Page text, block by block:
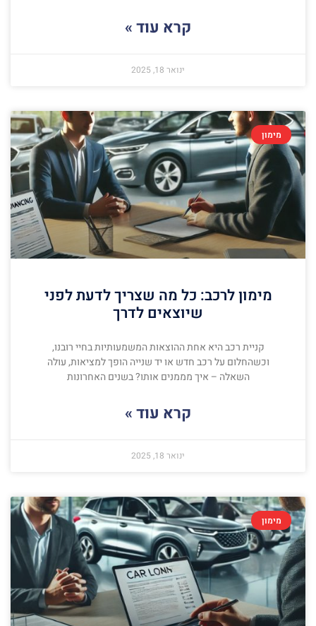
קרא עוד »
ינואר 18, 2025
מימון
מימון לרכב: כל מה שצריך לדעת לפני
שיוצאים לדרך
קניית רכב היא אחת ההוצאות המשמעותיות בחיי רובנו,
וכשהחלום על רכב חדש או יד שנייה הופך למציאות, עולה
השאלה – איך מממנים אותו? בשנים האחרונות
קרא עוד »
ינואר 18, 2025
מימון